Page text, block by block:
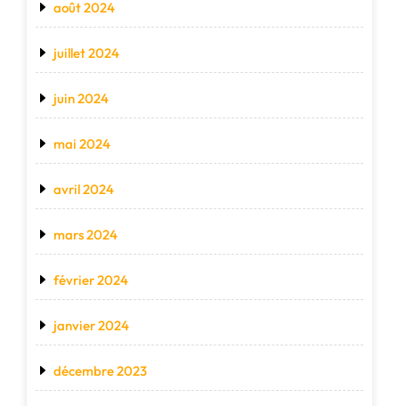
août 2024
juillet 2024
juin 2024
mai 2024
avril 2024
mars 2024
février 2024
janvier 2024
décembre 2023